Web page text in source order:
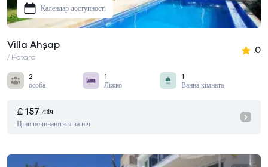
Календар доступності
Villa Ahşap
/ Patara
.0
2
особа
1
Ліжко
1
Ванна кімната
£ 157 /ніч
Ціни починаються за ніч